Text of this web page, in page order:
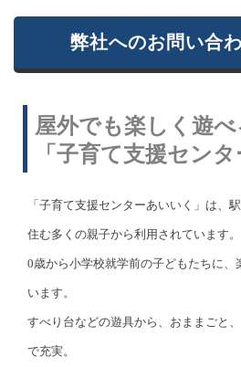
弊社へのお問い合
屋外でも楽しく遊
「子育て支援セン
「子育て支援センターあいいく」は、
住む多くの親子から利用されています。
0歳から小学校就学前の子どもたちに、
います。
すべり台などの遊具から、おままごと
で充実。